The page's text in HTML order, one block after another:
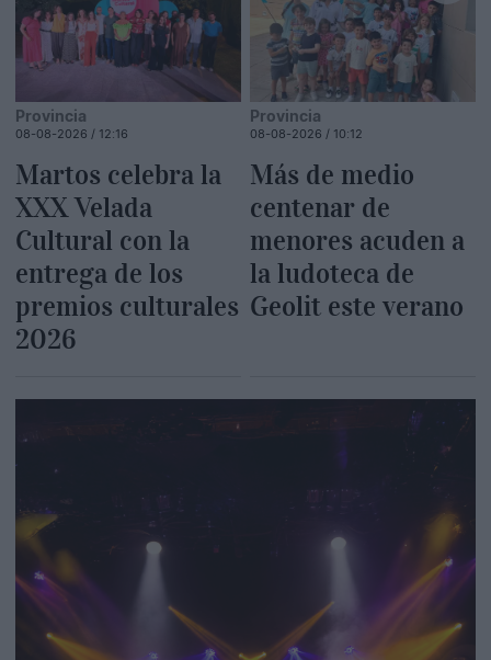
Provincia
08-08-2026 / 12:16
Martos celebra la
XXX Velada
Cultural con la
entrega de los
premios culturales
2026
Provincia
08-08-2026 / 10:12
Más de medio
centenar de
menores acuden a
la ludoteca de
Geolit este verano